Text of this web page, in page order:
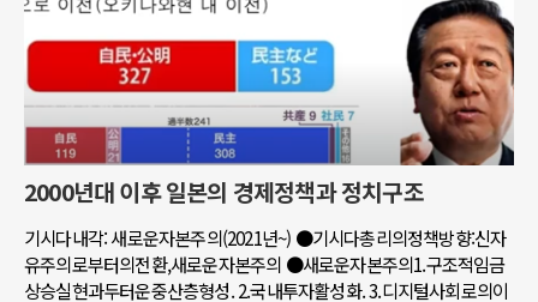
2000년대 이후 일본의 경제정책과 정치구조
기시다내각: 새로운자본주의(2021년~) ●기시다총리의정책방향:신자
유주의로부터의전환,새로운자본주의 ●새로운자본주의1.구조적임금
상승실현과두터운중산층형성. 2.국내투자활성화. 3.디지털사회로의이